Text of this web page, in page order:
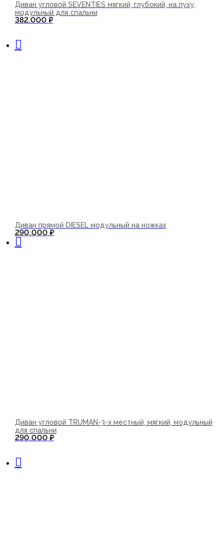
Диван угловой SEVENTIES мягкий, глубокий, на пуху,
модульный для спальни
382.000 ₽
Диван прямой DIESEL модульный на ножках
290.000 ₽
Диван угловой TRUMAN-3-х местный, мягкий, модульный
для спальни
290.000 ₽